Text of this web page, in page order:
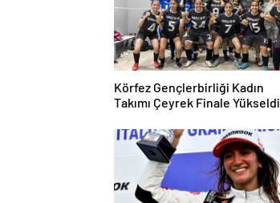
Körfez Gençlerbirliği Kadın
Takımı Çeyrek Finale Yükseldi